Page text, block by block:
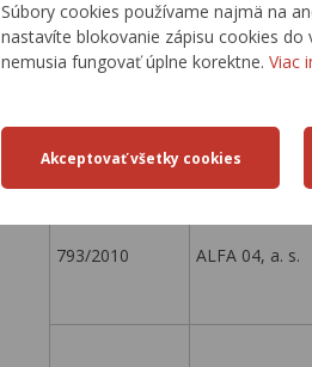
Súbory cookies používame najmä na
nastavíte blokovanie zápisu cookies
nemusia fungovať úplne korektne. Viac
820/2010
ROAD
793/2010 ALFA 04, a. s.